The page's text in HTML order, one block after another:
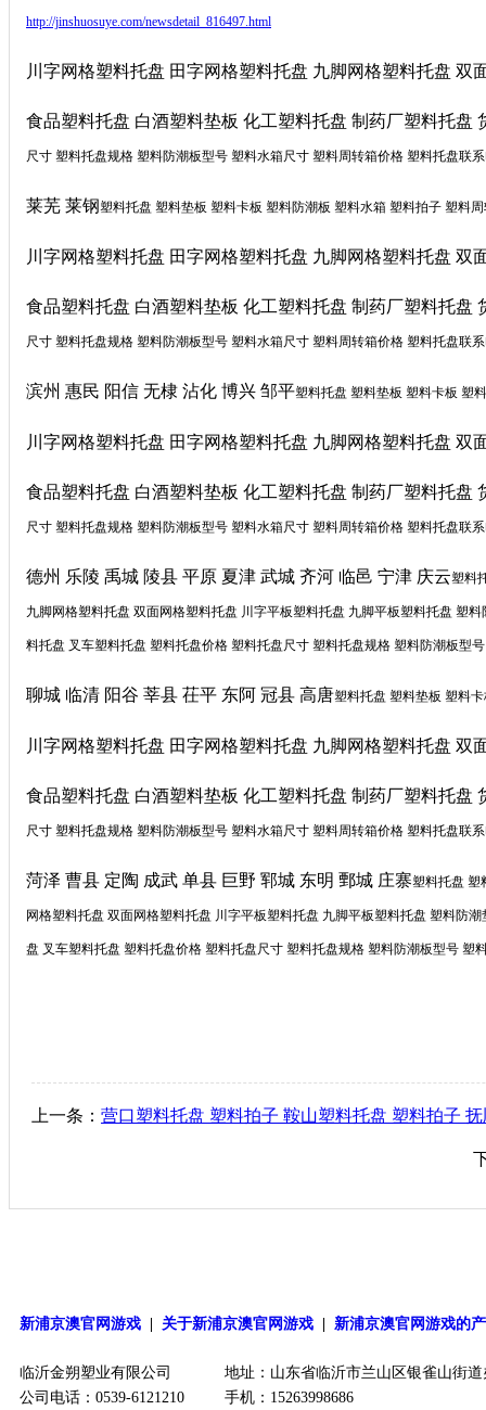
http://jinshuosuye.com/newsdetail_816497.html
川字网格塑料托盘 田字网格塑料托盘 九脚网格塑料托盘
食品塑料托盘 白酒塑料垫板 化工塑料托盘 制药厂塑料托
尺寸 塑料托盘规格 塑料防潮板型号 塑料水箱尺寸 塑料周转箱价格 塑料托盘联
莱芜 莱钢塑料托盘 塑料垫板 塑料卡板 塑料防潮板 塑料水箱 塑料拍子 塑料
川字网格塑料托盘 田字网格塑料托盘 九脚网格塑料托盘
食品塑料托盘 白酒塑料垫板 化工塑料托盘 制药厂塑料托
尺寸 塑料托盘规格 塑料防潮板型号 塑料水箱尺寸 塑料周转箱价格 塑料托盘联
滨州 惠民 阳信 无棣 沾化 博兴 邹平塑料托盘 塑料垫板 塑料卡板 塑
川字网格塑料托盘 田字网格塑料托盘 九脚网格塑料托盘
食品塑料托盘 白酒塑料垫板 化工塑料托盘 制药厂塑料托
尺寸 塑料托盘规格 塑料防潮板型号 塑料水箱尺寸 塑料周转箱价格 塑料托盘联
德州 乐陵 禹城 陵县 平原 夏津 武城 齐河 临邑 宁津 庆云塑料
九脚网格塑料托盘 双面网格塑料托盘 川字平板塑料托盘 九脚平板塑料托盘 塑
料托盘 叉车塑料托盘 塑料托盘价格 塑料托盘尺寸 塑料托盘规格 塑料防潮板型
聊城 临清 阳谷 莘县 茌平 东阿 冠县 高唐塑料托盘 塑料垫板 塑料
川字网格塑料托盘 田字网格塑料托盘 九脚网格塑料托盘
食品塑料托盘 白酒塑料垫板 化工塑料托盘 制药厂塑料托
尺寸 塑料托盘规格 塑料防潮板型号 塑料水箱尺寸 塑料周转箱价格 塑料托盘联
菏泽 曹县 定陶 成武 单县 巨野 郓城 东明 鄄城 庄寨塑料托盘 塑
网格塑料托盘 双面网格塑料托盘 川字平板塑料托盘 九脚平板塑料托盘 塑料防
盘 叉车塑料托盘 塑料托盘价格 塑料托盘尺寸 塑料托盘规格 塑料防潮板型号 塑
上一条： 营口塑料托盘 塑料拍子 鞍山塑料托盘 塑料拍子
新浦京澳官网游戏 关于新浦京澳官网游戏 新浦京澳官网游戏的
临沂金朔塑业有限公司
地址：山东省临沂市兰山区银雀山街
公司电话：0539-6121210
手机：15263998686